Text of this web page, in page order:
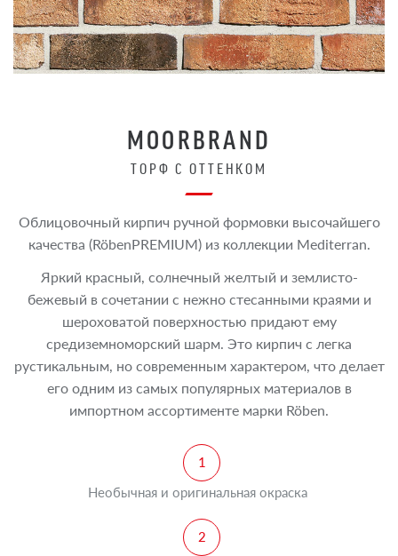
MOORBRAND
TОРФ С ОТТЕНКОМ
Облицовочный кирпич ручной формовки высочайшего
качества (RöbenPREMIUM) из коллекции Mediterran.
Яркий красный, солнечный желтый и землисто-
бежевый в сочетании с нежно стесанными краями и
шероховатой поверхностью придают ему
средиземноморский шарм. Это кирпич с легка
рустикальным, но современным характером, что делает
его одним из самых популярных материалов в
импортном ассортименте марки Röben.
Необычная и оригинальная окраска